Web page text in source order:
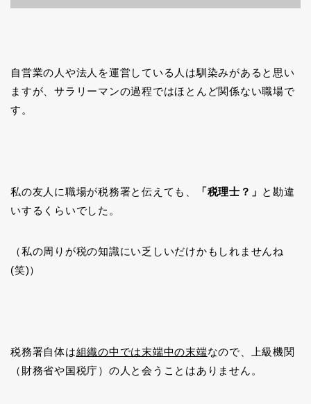
自営業の人や法人を運営している人は馴染みがあると思い
ますが、サラリーマンの過程ではほとんど関係ない職場で
す。
私の友人に職場が税務署と伝えても、 「税理士？」 と勘違
いするくらいでした。
（私の周りが税の知識にい乏しいだけかもしれませんね
(笑)）
税務署自体は組織の中では末端中の末端なので、上級機関
（財務省や国税庁）の人と会うことはありません。